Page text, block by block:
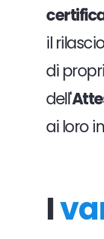
il
di
dell'
ai loro
I